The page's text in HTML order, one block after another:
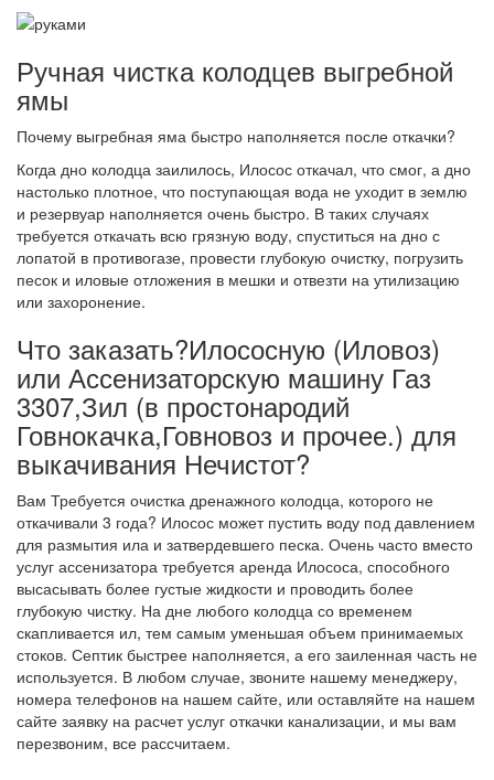
Ручная чистка колодцев выгребной
ямы
Почему выгребная яма быстро наполняется после откачки?
Когда дно колодца заилилось, Илосос откачал, что смог, а дно
настолько плотное, что поступающая вода не уходит в землю
и резервуар наполняется очень быстро. В таких случаях
требуется откачать всю грязную воду, спуститься на дно с
лопатой в противогазе, провести глубокую очистку, погрузить
песок и иловые отложения в мешки и отвезти на утилизацию
или захоронение.
Что заказать?Илососную (Иловоз)
или Ассенизаторскую машину Газ
3307,Зил (в простонародий
Говнокачка,Говновоз и прочее.) для
выкачивания Нечистот?
Вам Требуется очистка дренажного колодца, которого не
откачивали 3 года? Илосос может пустить воду под давлением
для размытия ила и затвердевшего песка. Очень часто вместо
услуг ассенизатора требуется аренда Илососа, способного
высасывать более густые жидкости и проводить более
глубокую чистку. На дне любого колодца со временем
скапливается ил, тем самым уменьшая объем принимаемых
стоков. Септик быстрее наполняется, а его заиленная часть не
используется. В любом случае, звоните нашему менеджеру,
номера телефонов на нашем сайте, или оставляйте на нашем
сайте заявку на расчет услуг откачки канализации, и мы вам
перезвоним, все рассчитаем.